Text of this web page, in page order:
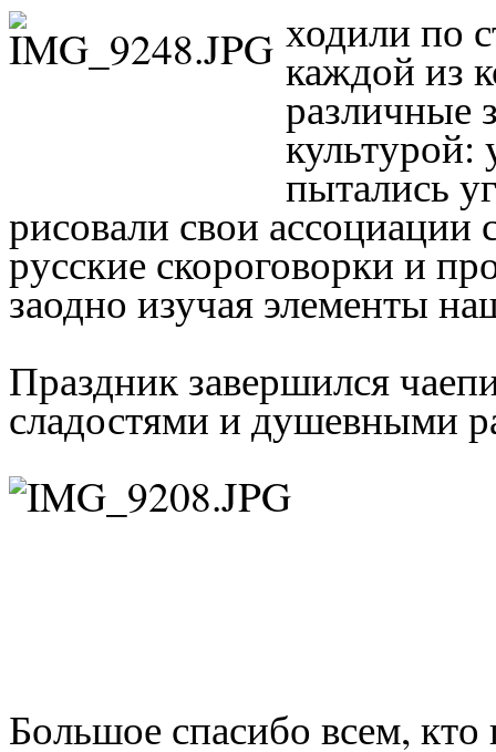
ходили по
каждой из
различные
пытались
рисовали свои ассоциации
русские скороговорки и
заодно изучая элементы
Праздник завершился
сладостями и душевными
Большое спасибо всем,